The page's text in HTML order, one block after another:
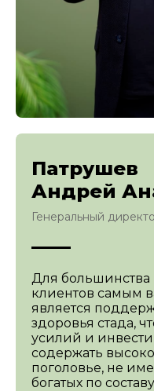
Патрушев
Андрей
Генеральный
Для большинства
клиентов самым
является
здоровья стада,
усилий и
содержать
поголовье, не
богатых по